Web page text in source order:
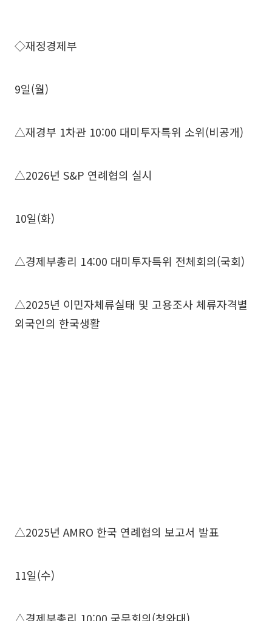
◇재정경제부
9일(월)
△재경부 1차관 10:00 대미투자특위 소위(비공개)
△2026년 S&P 연례협의 실시
10일(화)
△경제부총리 14:00 대미투자특위 전체회의(국회)
△2025년 이민자체류실태 및 고용조사 체류자격별
외국인의 한국생활
△2025년 AMRO 한국 연례협의 보고서 발표
11일(수)